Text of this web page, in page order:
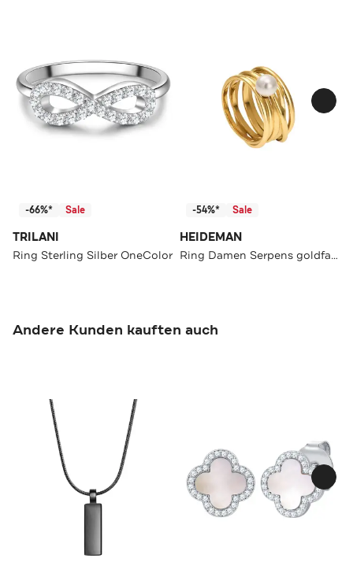
-66%* Sale
TRILANI
Ring Sterling Silber OneColor
-54%* Sale
HEIDEMAN
Ring Damen Serpens goldfarben
Andere Kunden kauften auch